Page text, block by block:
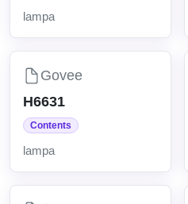
lampa
Govee
H6631
Contents
lampa